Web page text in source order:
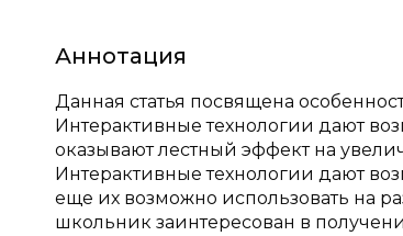
Аннотация
Данная статья посвящена
Интерактивные технологии дают
оказывают лестный эффект на
Интерактивные технологии дают
еще их возможно использовать на
школьник заинтересован в